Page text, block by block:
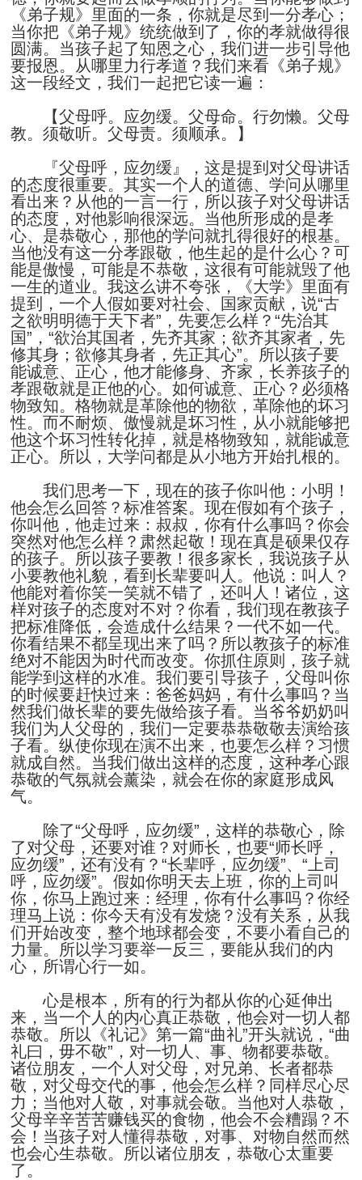
《弟子规》里面的一条，你就是尽到一分孝心；
当你把《弟子规》统统做到了，你的孝就做得很
圆满。当孩子起了知恩之心，我们进一步引导他
要报恩。从哪里力行孝道？我们来看《弟子规》
这一段经文，我们一起把它读一遍：
【父母呼。应勿缓。父母命。行勿懒。父母
教。须敬听。父母责。须顺承。】
『父母呼，应勿缓』，这是提到对父母讲话
的态度很重要。其实一个人的道德、学问从哪里
看出来？从他的一言一行，所以孩子对父母讲话
的态度，对他影响很深远。当他所形成的是孝
心、是恭敬心，那他的学问就扎得很好的根基。
当他没有这一分孝跟敬，他生起的是什么心？可
能是傲慢，可能是不恭敬，这很有可能就毁了他
一生的道业。我这么讲不夸张，《大学》里面有
提到，一个人假如要对社会、国家贡献，说“古
之欲明明德于天下者”，先要怎么样？“先治其
国”，“欲治其国者，先齐其家；欲齐其家者，先
修其身；欲修其身者，先正其心”。所以孩子要
能诚意、正心，他才能修身、齐家，长养孩子的
孝跟敬就是正他的心。如何诚意、正心？必须格
物致知。格物就是革除他的物欲，革除他的坏习
性。而不耐烦、傲慢就是坏习性，从小就能够把
他这个坏习性转化掉，就是格物致知，就能诚意
正心。所以，大学问都是从小地方开始扎根的。
我们思考一下，现在的孩子你叫他：小明！
他会怎么回答？标准答案。现在假如有个孩子，
你叫他，他走过来：叔叔，你有什么事吗？你会
突然对他怎么样？肃然起敬！现在真是硕果仅存
的孩子。所以孩子要教！很多家长，我说孩子从
小要教他礼貌，看到长辈要叫人。他说：叫人？
他能对着你笑一笑就不错了，还叫人！诸位，这
样对孩子的态度对不对？你看，我们现在教孩子
把标准降低，会造成什么结果？一代不如一代。
你看结果不都呈现出来了吗？所以教孩子的标准
绝对不能因为时代而改变。你抓住原则，孩子就
能学到这样的水准。我们要引导孩子，父母叫你
的时候要赶快过来：爸爸妈妈，有什么事吗？当
然我们做长辈的要先做给孩子看。当爷爷奶奶叫
我们为人父母的，我们一定要恭恭敬敬去演给孩
子看。纵使你现在演不出来，也要怎么样？习惯
就成自然。当我们做出这样的态度，这种孝心跟
恭敬的气氛就会薰染，就会在你的家庭形成风
气。
除了“父母呼，应勿缓”，这样的恭敬心，除
了对父母，还要对谁？对师长，也要“师长呼，
应勿缓”，还有没有？“长辈呼，应勿缓”、“上司
呼，应勿缓”。假如你明天去上班，你的上司叫
你，你马上跑过来：经理，你有什么事吗？你经
理马上说：你今天有没有发烧？没有关系，从我
们开始改变，整个地球都会变，不要小看自己的
力量。所以学习要举一反三，要能从我们的内
心，所谓心行一如。
心是根本，所有的行为都从你的心延伸出
来，当一个人的内心真正恭敬，他会对一切人都
恭敬。所以《礼记》第一篇“曲礼”开头就说，“曲
礼曰，毋不敬”，对一切人、事、物都要恭敬。
诸位朋友，一个人对父母，对兄弟、长者都恭
敬，对父母交代的事，他会怎么样？同样尽心尽
力；当他对人敬，对事就会敬。当他对人恭敬，
父母辛辛苦苦赚钱买的食物，他会不会糟蹋？不
会！当孩子对人懂得恭敬，对事、对物自然而然
也会心生恭敬。所以诸位朋友，恭敬心太重要
了。